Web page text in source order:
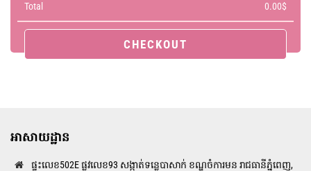
Total $
0.00
CHECKOUT
អាសាយដ្ឋាន
ផ្ទះលេខ502E ផ្លូវលេខ93 សង្កាត់ទន្លេបាសាក់ ខណ្ឌចំការមន រាជធានីភ្នំពេញ,